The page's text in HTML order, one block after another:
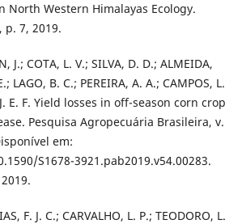
North Western Himalayas Ecology.
p. 7, 2019.
J.; COTA, L. V.; SILVA, D. D.; ALMEIDA,
LAGO, B. C.; PEREIRA, A. A.; CAMPOS, L.
J. E. F. Yield losses in off-season corn crop
Pesquisa Agropecuária Brasileira, v.
em:
S1678-3921.pab2019.v54.00283.
F. J. C.; CARVALHO, L. P.; TEODORO, L.